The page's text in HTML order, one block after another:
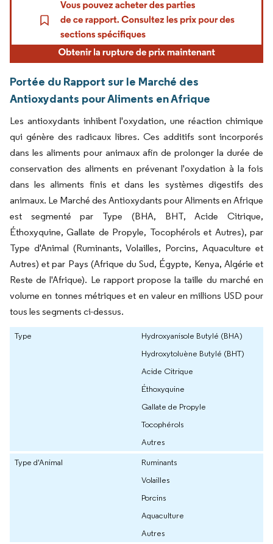
Portée du Rapport sur le Marché des
Antioxydants pour Aliments en Afrique
Les antioxydants inhibent l'oxydation, une réaction chimique
qui génère des radicaux libres. Ces additifs sont incorporés
dans les aliments pour animaux afin de prolonger la durée de
conservation des aliments en prévenant l'oxydation à la fois
dans les aliments finis et dans les systèmes digestifs des
animaux. Le Marché des Antioxydants pour Aliments en Afrique
est segmenté par Type (BHA, BHT, Acide Citrique,
Éthoxyquine, Gallate de Propyle, Tocophérols et Autres), par
Type d'Animal (Ruminants, Volailles, Porcins, Aquaculture et
Autres) et par Pays (Afrique du Sud, Égypte, Kenya, Algérie et
Reste de l'Afrique). Le rapport propose la taille du marché en
volume en tonnes métriques et en valeur en millions USD pour
tous les segments ci-dessus.
Type
Hydroxyanisole Butylé (BHA)
Hydroxytoluène Butylé (BHT)
Acide Citrique
Éthoxyquine
Gallate de Propyle
Tocophérols
Autres
Type d'Animal
Ruminants
Volailles
Porcins
Aquaculture
Autres